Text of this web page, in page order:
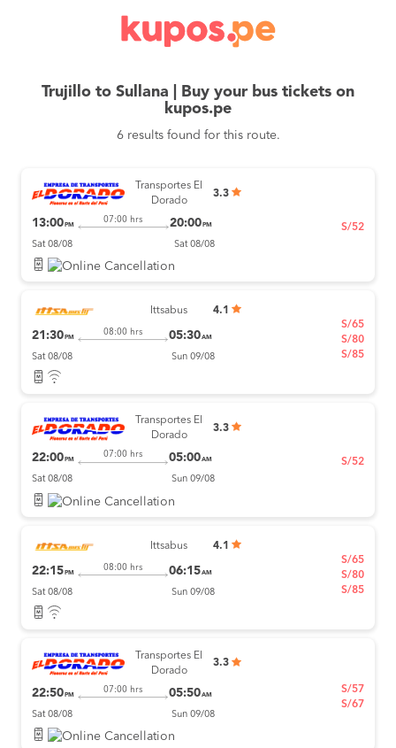
Trujillo to Sullana | Buy your bus tickets on
kupos.pe
6 results found for this route.
Transportes El
Dorado
3.3
13:00 PM
07:00 hrs 20:00 PM
Sat 08/08 Sat 08/08
S/52
Ittsabus 4.1
21:30 PM
08:00 hrs 05:30AM
Sat 08/08 Sun 09/08
S/65
S/80
S/85
Transportes El
Dorado
3.3
22:00PM
07:00 hrs 05:00AM
Sat 08/08 Sun 09/08
S/52
Ittsabus 4.1
22:15 PM
08:00 hrs 06:15AM
Sat 08/08 Sun 09/08
S/65
S/80
S/85
Transportes El
Dorado
3.3
22:50 PM
07:00 hrs 05:50AM
Sat 08/08 Sun 09/08
S/57
S/67